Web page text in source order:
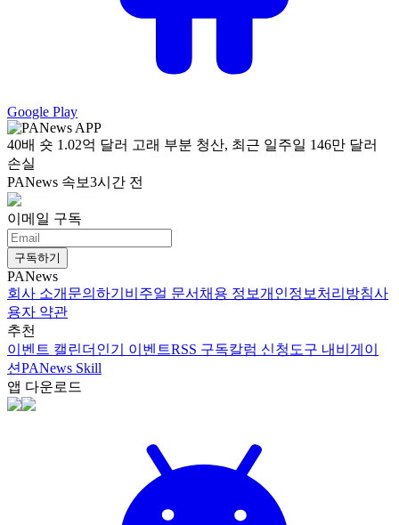
Google Play
40배 숏 1.02억 달러 고래 부분 청산, 최근 일주일 146만 달러
손실
PANews 속보3시간 전
이메일 구독
구독하기
PANews
회사 소개 문의하기 비주얼 문서 채용 정보개인정보처리방침사
용자 약관
추천
이벤트 캘린더 인기 이벤트RSS 구독칼럼 신청 도구 내비게이
션PANews Skill
앱 다운로드